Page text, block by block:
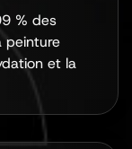
% des
peinture
et la